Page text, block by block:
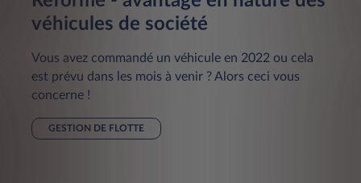
véhicules de société
Vous avez commandé un véhicule en 2022 ou cela
est prévu dans les mois à venir ? Alors ceci vous
concerne !
GESTION DE FLOTTE